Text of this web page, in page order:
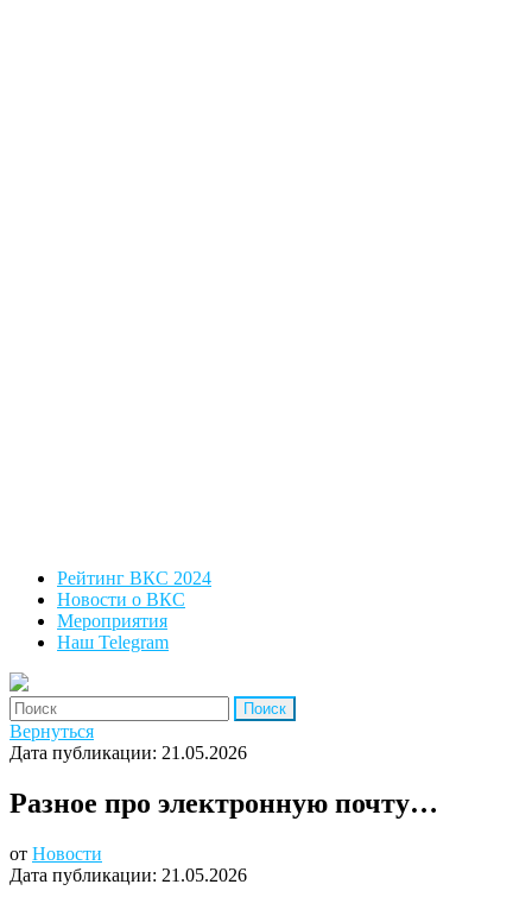
Рейтинг ВКС 2024
Новости о ВКС
Мероприятия
Наш Telegram
'Найти:
Вернуться
Дата публикации: 21.05.2026
Разное про электронную почту…
от Новости
Дата публикации: 21.05.2026